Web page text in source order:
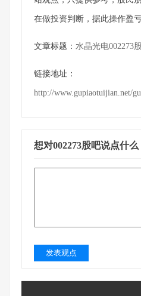
在做投资判断，据此操作盈
文章标题： 水晶光电002273
链接地址：
http://www.gupiaotuijian.net/
想对002273股吧说点什么
发表观点